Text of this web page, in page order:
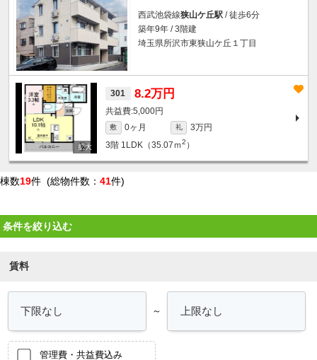
西武池袋線狭山ケ丘駅 / 徒歩6分
築年9年 / 3階建
埼玉県所沢市東狭山ケ丘１丁目
301 8.2万円
5,000円
敷 0ヶ月 礼
3万円
3階 1LDK（35.07ｍ2 ）
棟数19件 (総物件数： 41件)
条件を絞り込む
賃料
～
管理費・共益費込み